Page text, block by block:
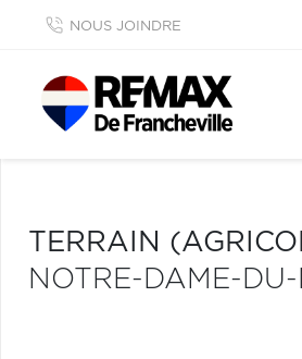
NOUS JOINDRE
TERRAIN
NOTRE-DAME-